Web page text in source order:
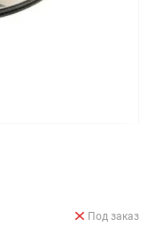
Под заказ